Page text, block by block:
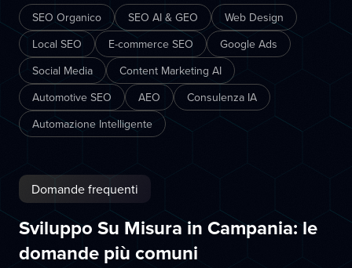
SEO Organico SEO AI & GEO
Web Design
Local SEO
E-commerce SEO
Google Ads
Social Media
Content Marketing AI
Automotive SEO
AEO
Consulenza IA
Automazione Intelligente
Domande frequenti
Sviluppo Su Misura in Campania: le
domande più comuni